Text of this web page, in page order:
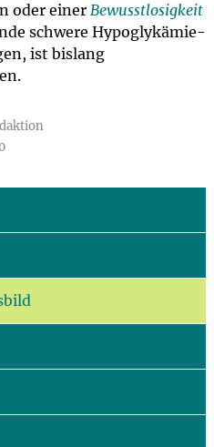
oder einer Bewusstlosigkeit
schwere Hypoglykämie-
ist bislang